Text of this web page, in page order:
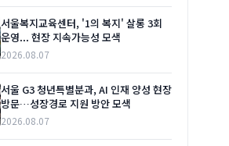
서울복지교육센터, '1의 복지' 살롱 3회
운영... 현장 지속가능성 모색
2026.08.07
서울 G3 청년특별분과, AI 인재 양성 현장
방문…성장경로 지원 방안 모색
2026.08.07